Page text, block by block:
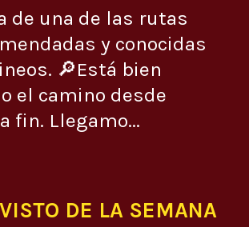
de una de las rutas
y conocidas
🔎Está bien
el camino desde
fin. Llegamo...
DE LA SEMANA